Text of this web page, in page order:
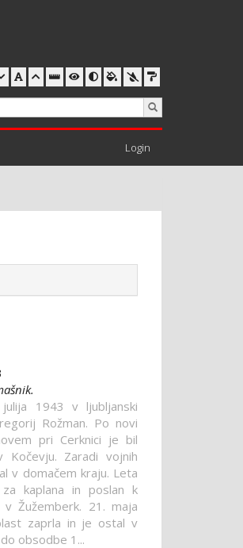
Login
1943 v ljubljanski
Rožman. Po novi
pri Cerknici je bil
Kočevju. Zaradi vojnih
v domačem kraju. Leta
kaplana in poslan k
v Žužemberk. 21. maja
zaprla in je ostal v
obsodbe 1...